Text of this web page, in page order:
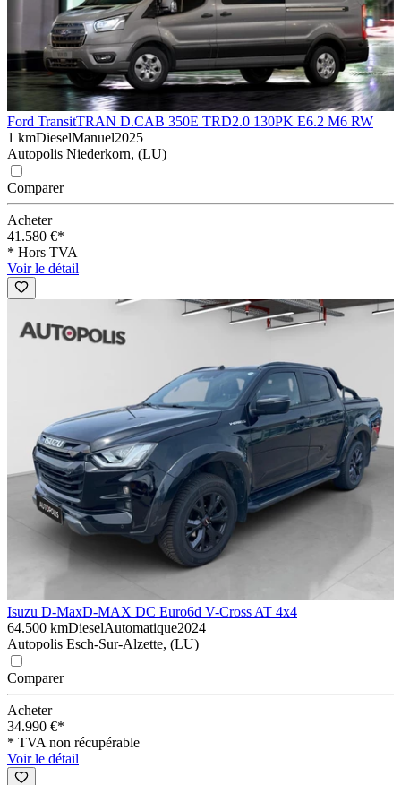
Ford TransitTRAN D.CAB 350E TRD2.0 130PK E6.2 M6 RW
1 kmDieselManuel2025
Autopolis Niederkorn, (LU)
Comparer
Acheter
41.580 €*
* Hors TVA
Voir le détail
Isuzu D-MaxD-MAX DC Euro6d V-Cross AT 4x4
64.500 kmDieselAutomatique2024
Autopolis Esch-Sur-Alzette, (LU)
Comparer
Acheter
34.990 €*
* TVA non récupérable
Voir le détail